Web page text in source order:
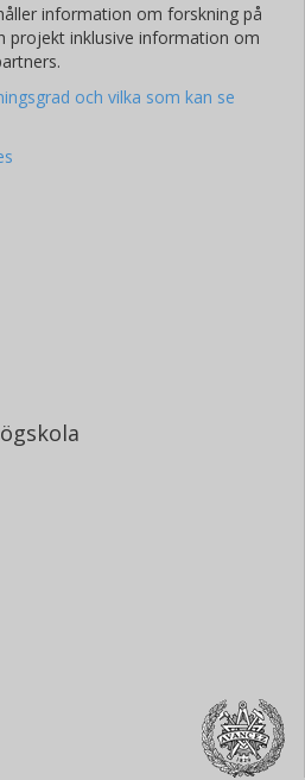
information om forskning på
projekt inklusive information om
och vilka som kan se